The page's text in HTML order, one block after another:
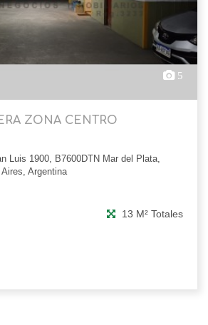
5
ZONA CENTRO
Luis 1900, B7600DTN Mar del Plata,
Argentina
13 M² Totales